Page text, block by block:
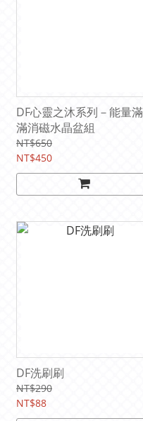
DF心靈之沐系列－能量滿
滿消磁水晶盆組
NT$650
NT$450
DF洗刷刷
NT$290
NT$88